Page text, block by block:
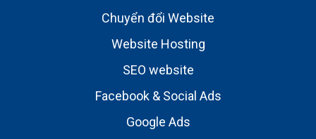
Chuyển đổi Website
Website Hosting
SEO website
Facebook & Social Ads
Google Ads